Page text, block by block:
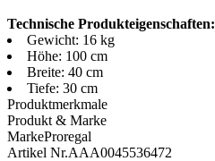
Technische Produkteigenschaften:
Gewicht: 16 kg
Höhe: 100 cm
Breite: 40 cm
Tiefe: 30 cm
Produktmerkmale
Produkt & Marke
MarkeProregal
Artikel Nr.AAA0045536472